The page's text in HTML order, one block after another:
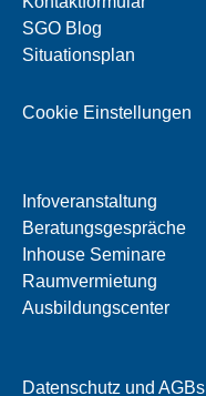
SGO Blog
Situationsplan
Cookie Einstellungen
Infoveranstaltung
Beratungsgespräche
Inhouse Seminare
Raumvermietung
Ausbildungscenter
Datenschutz und AGBs